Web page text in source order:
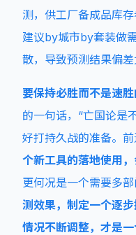
测，供工厂备成品库
建议by城市by套装做
散，导致预测结果偏差
要保持必胜而不是速
的一句话，“亡国论是
好打持久战的准备。前
个新工具的落地使用
更何况是一个需要多部
测效果，制定一个逐
情况不断调整，才是